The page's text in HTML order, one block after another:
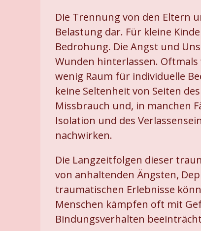
Die Trennung von den Eltern
Belastung dar. Für kleine
Bedrohung. Die Angst und
Wunden hinterlassen.
wenig Raum für individuelle
keine Seltenheit von Seiten
Missbrauch und, in manchen
Isolation und des
nachwirken.
Die Langzeitfolgen dieser
von anhaltenden Ängsten,
traumatischen Erlebnisse
Menschen kämpfen oft mit
Bindungsverhalten